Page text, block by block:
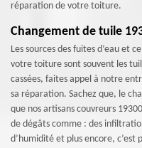
réparation de votre toiture.
Changement de tuile
Les sources des fuites d’eau et
votre toiture sont souvent les
cassées, faites appel à notre
sa réparation. Sachez que, le
que nos artisans couvreurs
de dégâts comme : des
d’humidité et plus encore, c’est